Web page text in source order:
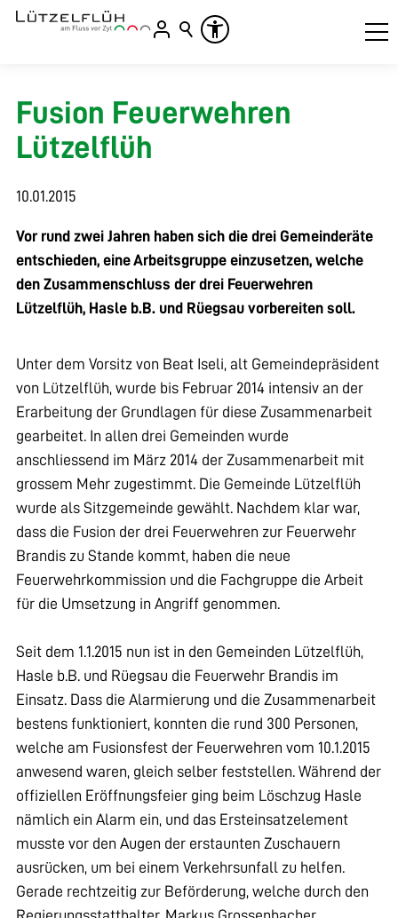
Fusion Feuerwehren
Lützelflüh
10.01.2015
Vor rund zwei Jahren haben sich die drei Gemeinderäte
entschieden, eine Arbeitsgruppe einzusetzen, welche
den Zusammenschluss der drei Feuerwehren
Lützelflüh, Hasle b.B. und Rüegsau vorbereiten soll.
Unter dem Vorsitz von Beat Iseli, alt Gemeindepräsident
von Lützelflüh, wurde bis Februar 2014 intensiv an der
Erarbeitung der Grundlagen für diese Zusammenarbeit
gearbeitet. In allen drei Gemeinden wurde
anschliessend im März 2014 der Zusammenarbeit mit
grossem Mehr zugestimmt. Die Gemeinde Lützelflüh
wurde als Sitzgemeinde gewählt. Nachdem klar war,
dass die Fusion der drei Feuerwehren zur Feuerwehr
Brandis zu Stande kommt, haben die neue
Feuerwehrkommission und die Fachgruppe die Arbeit
für die Umsetzung in Angriff genommen.
Seit dem 1.1.2015 nun ist in den Gemeinden Lützelflüh,
Hasle b.B. und Rüegsau die Feuerwehr Brandis im
Einsatz. Dass die Alarmierung und die Zusammenarbeit
bestens funktioniert, konnten die rund 300 Personen,
welche am Fusionsfest der Feuerwehren vom 10.1.2015
anwesend waren, gleich selber feststellen. Während der
offiziellen Eröffnungsfeier ging beim Löschzug Hasle
nämlich ein Alarm ein, und das Ersteinsatzelement
musste vor den Augen der erstaunten Zuschauern
ausrücken, um bei einem Verkehrsunfall zu helfen.
Gerade rechtzeitig zur Beförderung, welche durch den